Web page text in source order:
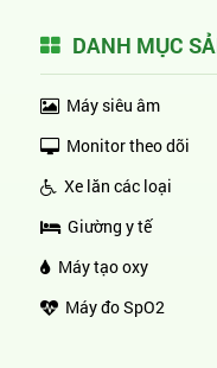
DANH MỤC
Máy siêu âm
Monitor theo dõi
Xe lăn các loại
Giường y tế
Máy tạo oxy
Máy đo SpO2